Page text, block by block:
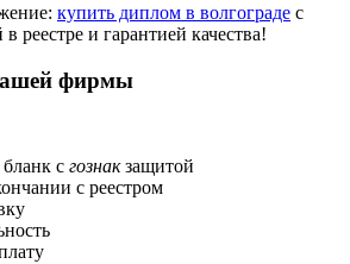
купить диплом в волгограде с
реестре и гарантией качества!
фирмы
с гознакзащитой
с реестром